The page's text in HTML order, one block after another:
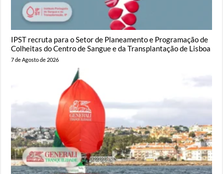
IPST recruta para o Setor de Planeamento e Programação de
Colheitas do Centro de Sangue e da Transplantação de Lisboa
7 de Agosto de 2026